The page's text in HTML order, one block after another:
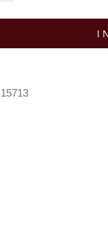
15713